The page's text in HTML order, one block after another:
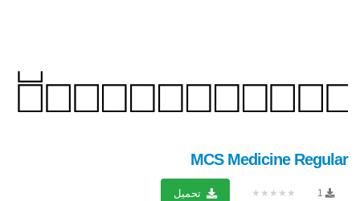
MCS Medicine Regular
1
★★★★★ تحميل